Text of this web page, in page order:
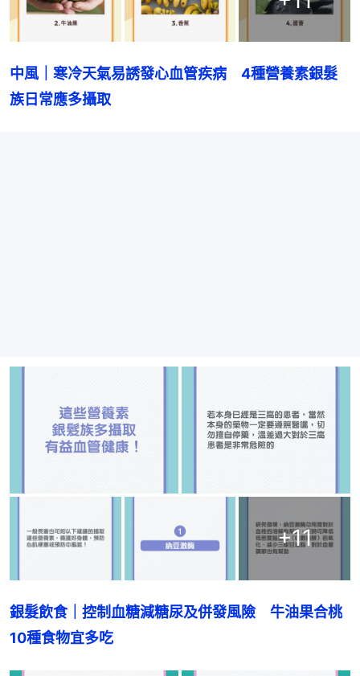
中風｜寒冷天氣易誘發心血管疾病　4種營養素銀髮
族日常應多攝取
+11
銀髮飲食｜控制血糖減糖尿及併發風險　牛油果合桃
10種食物宜多吃